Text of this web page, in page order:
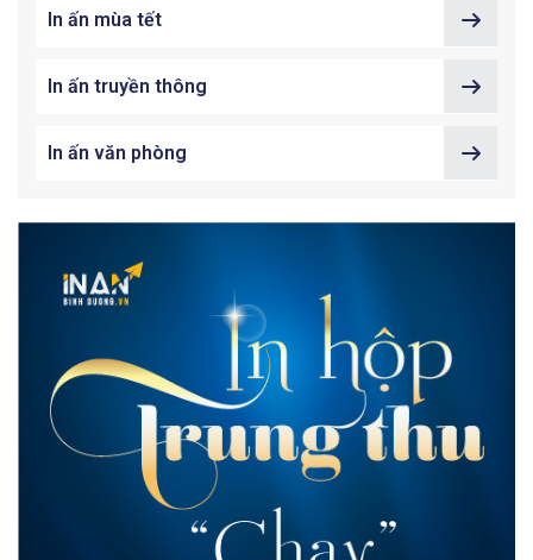
In ấn mùa tết
In ấn truyền thông
In ấn văn phòng